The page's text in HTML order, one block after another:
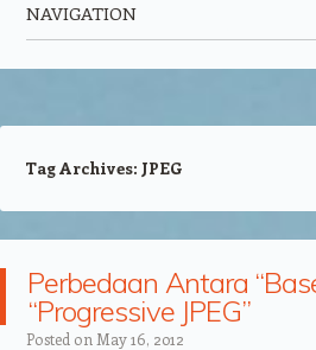
NAVIGATION
Tag Archives: JPEG
Perbedaan Antara
“Progressive JPEG”
Posted on May 16, 2012